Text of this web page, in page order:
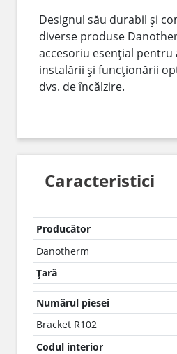
Designul său durabil și
diverse produse
accesoriu esențial pentru
instalării și funcționării
dvs. de încălzire.
Caracteristici
Producător
Danotherm
Țară
Numărul piesei
Bracket R102
Codul interior